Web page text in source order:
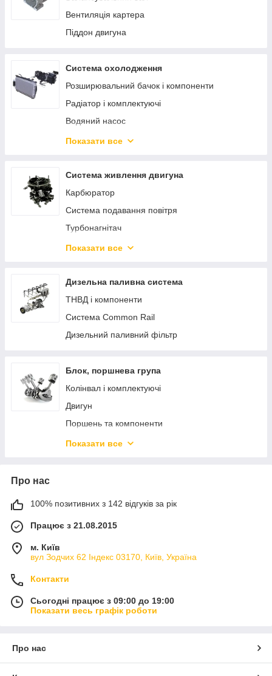
Вентиляція картера
Піддон двигуна
Система охолодження
Розширювальний бачок і компоненти
Радіатор і комплектуючі
Водяний насос
Електровентилятор
Фланець системи охолодження
Термостат і компоненти
Радіатори автомобільні
Віськомуфта
Показати все
Система живлення двигуна
Карбюратор
Система подавання повітря
Турбонагнітач
Форсунка паливна
Трос педалі газу
Паливний насос
Трубопровід подавання палива
Показати все
Дизельна паливна система
ТНВД і компоненти
Система Common Rail
Дизельний паливний фільтр
Блок, поршнева група
Колінвал і комплектуючі
Двигун
Поршень та компоненти
Шатун
Показати все
Про нас
100% позитивних з 142 відгуків за рік
Працює з 21.08.2015
м. Київ
вул Зодчих 62 Індекс 03170, Київ, Україна
Контакти
Сьогодні працює з 09:00 до 19:00
Показати весь графік роботи
Про нас